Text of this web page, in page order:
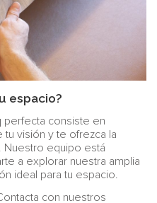
espacio?
perfecta consiste en
visión y te ofrezca la
equipo está
a explorar nuestra amplia
ideal para tu espacio.
con nuestros